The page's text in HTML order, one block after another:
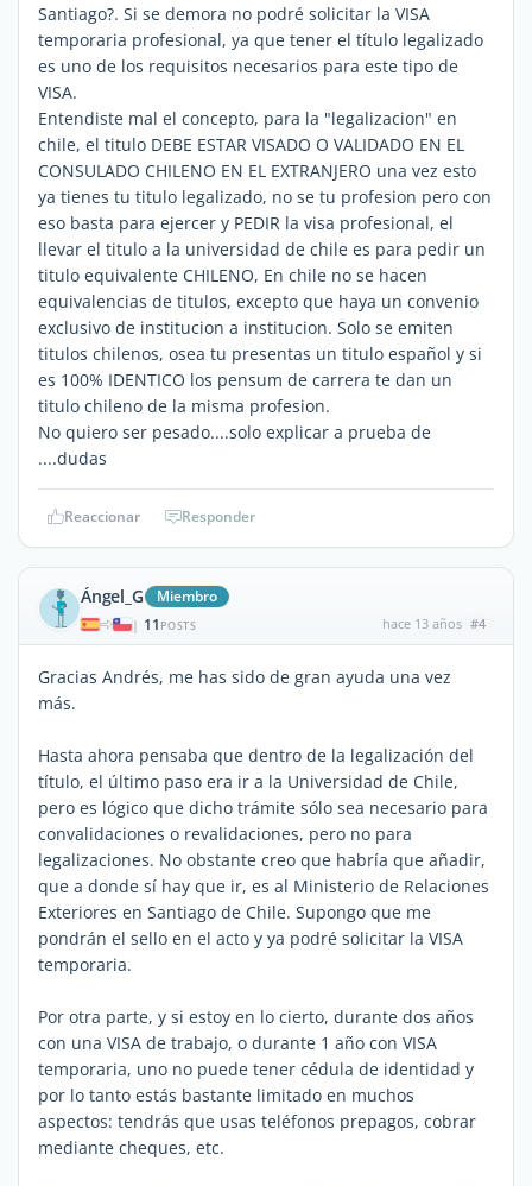
Santiago?. Si se demora no podré solicitar la VISA
temporaria profesional, ya que tener el título legalizado
es uno de los requisitos necesarios para este tipo de
VISA.
Entendiste mal el concepto, para la "legalizacion" en
chile, el titulo DEBE ESTAR VISADO O VALIDADO EN EL
CONSULADO CHILENO EN EL EXTRANJERO una vez esto
ya tienes tu titulo legalizado, no se tu profesion pero con
eso basta para ejercer y PEDIR la visa profesional, el
llevar el titulo a la universidad de chile es para pedir un
titulo equivalente CHILENO, En chile no se hacen
equivalencias de titulos, excepto que haya un convenio
exclusivo de institucion a institucion. Solo se emiten
titulos chilenos, osea tu presentas un titulo español y si
es 100% IDENTICO los pensum de carrera te dan un
titulo chileno de la misma profesion.
No quiero ser pesado....solo explicar a prueba de
....dudas
Reaccionar Responder
Ángel_G Miembro
| 11 POSTS hace 13 años #4
Gracias Andrés, me has sido de gran ayuda una vez
más.
Hasta ahora pensaba que dentro de la legalización del
título, el último paso era ir a la Universidad de Chile,
pero es lógico que dicho trámite sólo sea necesario para
convalidaciones o revalidaciones, pero no para
legalizaciones. No obstante creo que habría que añadir,
que a donde sí hay que ir, es al Ministerio de Relaciones
Exteriores en Santiago de Chile. Supongo que me
pondrán el sello en el acto y ya podré solicitar la VISA
temporaria.
Por otra parte, y si estoy en lo cierto, durante dos años
con una VISA de trabajo, o durante 1 año con VISA
temporaria, uno no puede tener cédula de identidad y
por lo tanto estás bastante limitado en muchos
aspectos: tendrás que usas teléfonos prepagos, cobrar
mediante cheques, etc.